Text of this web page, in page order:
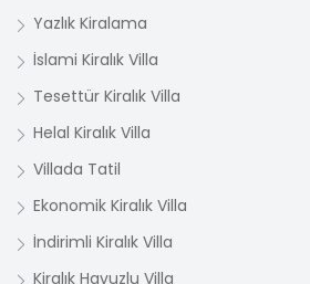
Yazlık Kiralama
İslami Kiralık Villa
Tesettür Kiralık Villa
Helal Kiralık Villa
Villada Tatil
Ekonomik Kiralık Villa
İndirimli Kiralık Villa
Kiralık Havuzlu Villa